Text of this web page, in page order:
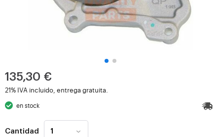
135,30 €
21% IVA incluido, entrega gratuita.
en stock
Cantidad